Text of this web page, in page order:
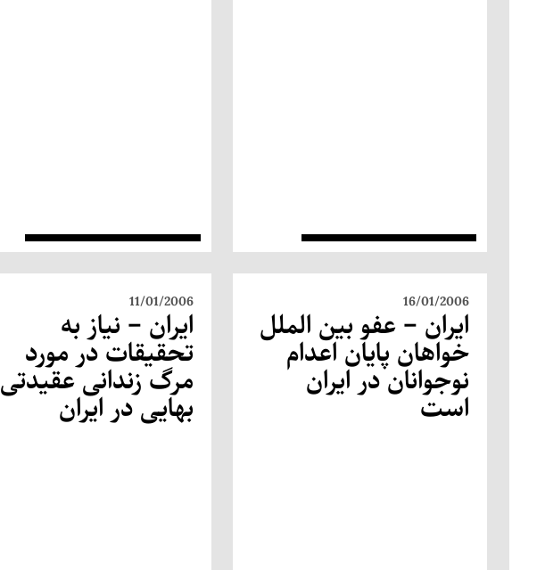
16/01/2006
ایران – عفو بین الملل
خواهان پایان اعدام
نوجوانان در ایران
است
11/01/2006
ایران – نیاز به
تحقیقات در مورد
مرگ زندانی عقیدتی
بهایی در ایران